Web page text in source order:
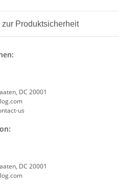
Produktsicherheit
DC 20001
us
DC 20001